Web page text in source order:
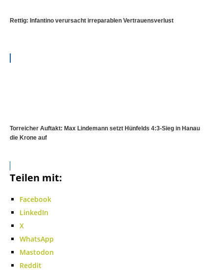
Rettig: Infantino verursacht irreparablen Vertrauensverlust
Torreicher Auftakt: Max Lindemann setzt Hünfelds 4:3-Sieg in Hanau
die Krone auf
Teilen mit:
Facebook
LinkedIn
X
WhatsApp
Mastodon
Reddit